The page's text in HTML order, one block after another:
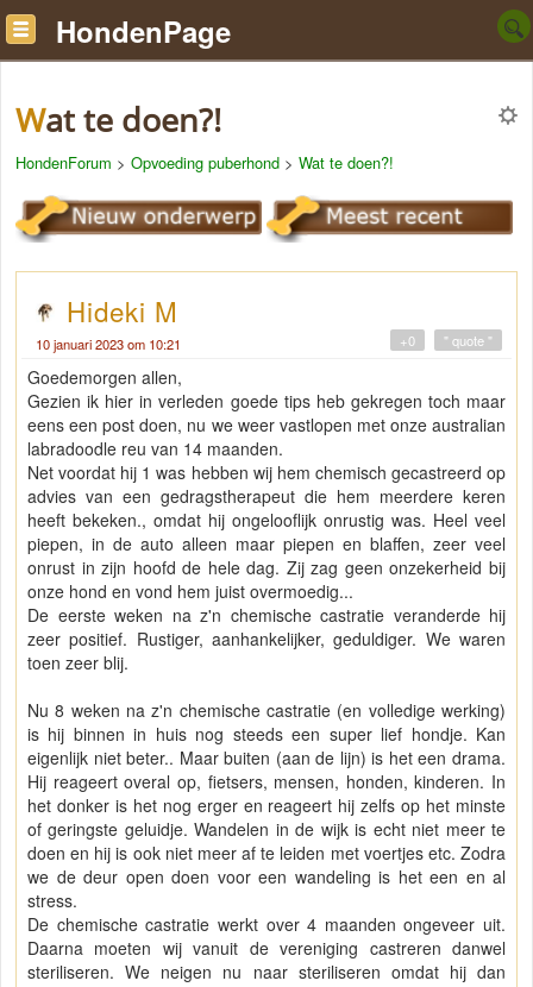
HondenPage
Wat te doen?!
HondenForum > Opvoeding puberhond > Wat te doen?!
Hideki M
10 januari 2023 om 10:21 " quote "
+0
Goedemorgen allen,
Gezien ik hier in verleden goede tips heb gekregen toch maar
eens een post doen, nu we weer vastlopen met onze australian
labradoodle reu van 14 maanden.
Net voordat hij 1 was hebben wij hem chemisch gecastreerd op
advies van een gedragstherapeut die hem meerdere keren
heeft bekeken., omdat hij ongelooflijk onrustig was. Heel veel
piepen, in de auto alleen maar piepen en blaffen, zeer veel
onrust in zijn hoofd de hele dag. Zij zag geen onzekerheid bij
onze hond en vond hem juist overmoedig...
De eerste weken na z'n chemische castratie veranderde hij
zeer positief. Rustiger, aanhankelijker, geduldiger. We waren
toen zeer blij.
Nu 8 weken na z'n chemische castratie (en volledige werking)
is hij binnen in huis nog steeds een super lief hondje. Kan
eigenlijk niet beter.. Maar buiten (aan de lijn) is het een drama.
Hij reageert overal op, fietsers, mensen, honden, kinderen. In
het donker is het nog erger en reageert hij zelfs op het minste
of geringste geluidje. Wandelen in de wijk is echt niet meer te
doen en hij is ook niet meer af te leiden met voertjes etc. Zodra
we de deur open doen voor een wandeling is het een en al
stress.
De chemische castratie werkt over 4 maanden ongeveer uit.
Daarna moeten wij vanuit de vereniging castreren danwel
steriliseren. We neigen nu naar steriliseren omdat hij dan